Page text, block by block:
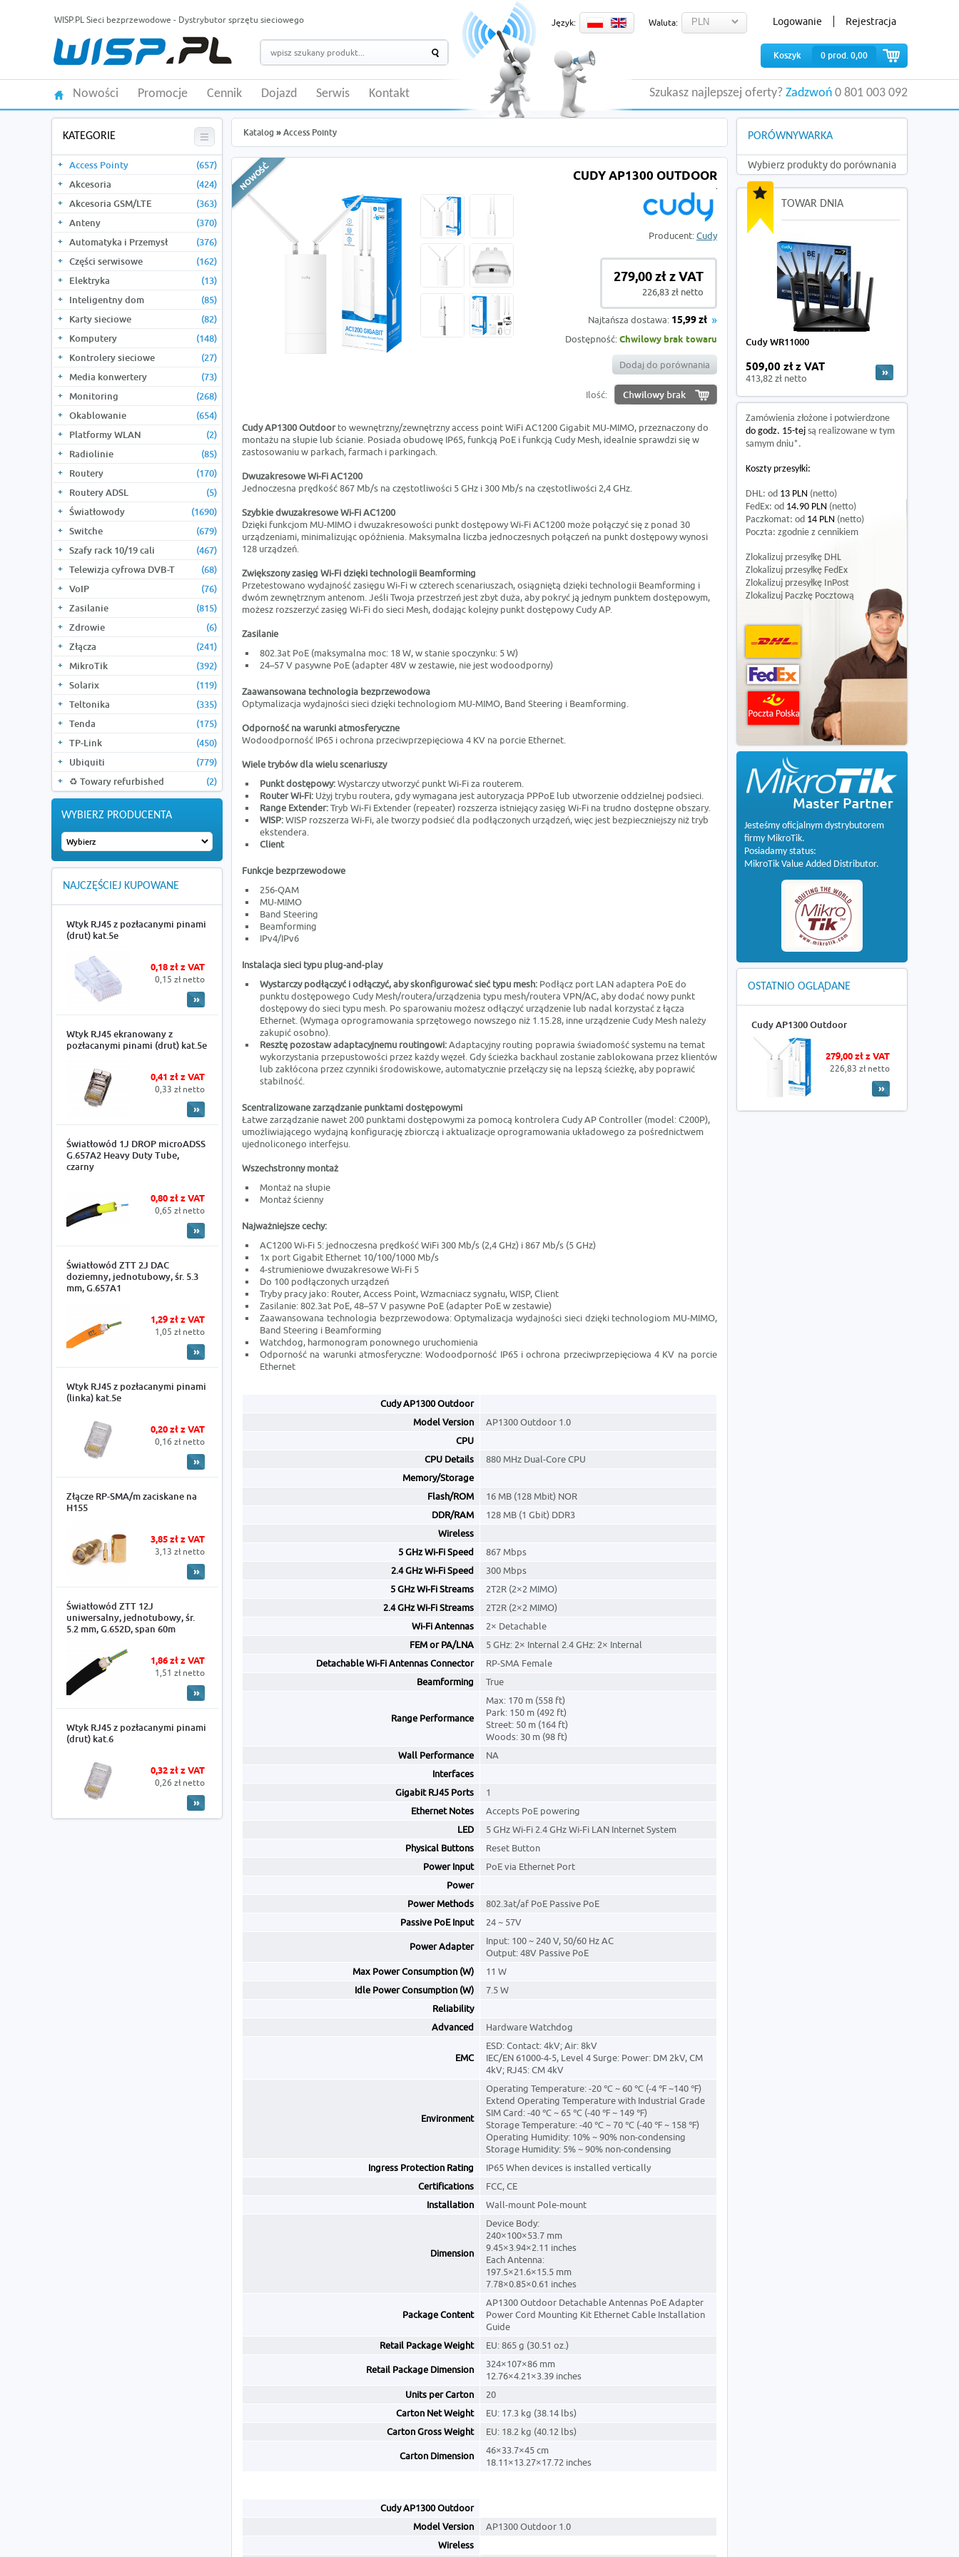
WISP.PL Sieci bezprzewodowe - Dystrybutor sprzętu sieciowego Język: Waluta: Logowanie Rejestracja
Koszyk 0 prod. 0,00
Szukasz najlepszej oferty? Zadzwoń 0 801 003 092
Nowości Promocje Cennik Dojazd Serwis Kontakt
KATEGORIE
Access Pointy
(657)
Akcesoria
(424)
Akcesoria GSM/LTE
(363)
Anteny
(370)
Automatyka i Przemysł
(376)
Części serwisowe
(162)
Elektryka
(13)
Inteligentny dom
(85)
Karty sieciowe
(82)
Komputery
(148)
Kontrolery sieciowe
(27)
Media konwertery
(73)
Monitoring
(268)
Okablowanie
(654)
Platformy WLAN
(2)
Radiolinie
(85)
Routery
(170)
Routery ADSL
(5)
Światłowody
(1690)
Switche
(679)
Szafy rack 10/19 cali
(467)
Telewizja cyfrowa DVB-T
(68)
VoIP
(76)
Zasilanie
(815)
Zdrowie
(6)
Złącza
(241)
MikroTik
(392)
Solarix
(119)
Teltonika
(335)
Tenda
(175)
TP-Link
(450)
Ubiquiti
(779)
♻️ Towary refurbished
(2)
WYBIERZ PRODUCENTA
NAJCZĘŚCIEJ KUPOWANE
Wtyk RJ45 z pozłacanymi pinami
(drut) kat.5e
0,18 zł z VAT
0,15 zł netto
Wtyk RJ45 ekranowany z
pozłacanymi pinami (drut) kat.5e
0,41 zł z VAT
0,33 zł netto
Światłowód 1J DROP microADSS
G.657A2 Heavy Duty Tube,
czarny
0,80 zł z VAT
0,65 zł netto
Światłowód ZTT 2J DAC
doziemny, jednotubowy, śr. 5.3
mm, G.657A1
1,29 zł z VAT
1,05 zł netto
Wtyk RJ45 z pozłacanymi pinami
(linka) kat.5e
0,20 zł z VAT
0,16 zł netto
Złącze RP-SMA/m zaciskane na
H155
3,85 zł z VAT
3,13 zł netto
Światłowód ZTT 12J
uniwersalny, jednotubowy, śr.
5.2 mm, G.652D, span 60m
1,86 zł z VAT
1,51 zł netto
Wtyk RJ45 z pozłacanymi pinami
(drut) kat.6
0,32 zł z VAT
0,26 zł netto
Katalog » Access Pointy
CUDY AP1300 OUTDOOR
Producent:Cudy
279,00 zł z VAT
226,83 zł netto
Najtańsza dostawa: 15,99 zł
Dostępność:Chwilowy brak towaru
Dodaj do porównania
Ilość:
Cudy AP1300 Outdoorto wewnętrzny/zewnętrzny access point WiFi AC1200 Gigabit MU-MIMO, przeznaczony do
montażu na słupie lub ścianie. Posiada obudowę IP65, funkcją PoE i funkcją Cudy Mesh, idealnie sprawdzi się w
zastosowaniu w parkach, farmach i parkingach.
Dwuzakresowe Wi-Fi AC1200
Jednoczesna prędkość 867 Mb/s na częstotliwości 5 GHz i 300 Mb/s na częstotliwości 2,4 GHz.
Szybkie dwuzakresowe Wi-Fi AC1200
Dzięki funkcjom MU-MIMO i dwuzakresowości punkt dostępowy Wi-Fi AC1200 może połączyć się z ponad 30
urządzeniami, minimalizując opóźnienia. Maksymalna liczba jednoczesnych połączeń na punkt dostępowy wynosi
128 urządzeń.
Zwiększony zasięg Wi-Fi dzięki technologii Beamforming
Przetestowano wydajność zasięgu Wi-Fi w czterech scenariuszach, osiągniętą dzięki technologii Beamforming i
dwóm zewnętrznym antenom. Jeśli Twoja przestrzeń jest zbyt duża, aby pokryć ją jednym punktem dostępowym,
możesz rozszerzyć zasięg Wi-Fi do sieci Mesh, dodając kolejny punkt dostępowy Cudy AP.
Zasilanie
802.3at PoE (maksymalna moc: 18 W, w stanie spoczynku: 5 W)
24–57 V pasywne PoE (adapter 48V w zestawie, nie jest wodoodporny)
Zaawansowana technologia bezprzewodowa
Optymalizacja wydajności sieci dzięki technologiom MU-MIMO, Band Steering i Beamforming.
Odporność na warunki atmosferyczne
Wodoodporność IP65 i ochrona przeciwprzepięciowa 4 KV na porcie Ethernet.
Wiele trybów dla wielu scenariuszy
Punkt dostępowy:Wystarczy utworzyć punkt Wi-Fi za routerem.
Router Wi-Fi: Użyj trybu routera, gdy wymagana jest autoryzacja PPPoE lub utworzenie oddzielnej podsieci.
Range Extender:Tryb Wi-Fi Extender (repeater) rozszerza istniejący zasięg Wi-Fi na trudno dostępne obszary.
WISP:WISP rozszerza Wi-Fi, ale tworzy podsieć dla podłączonych urządzeń, więc jest bezpieczniejszy niż tryb
ekstendera.
Client
Funkcje bezprzewodowe
256-QAM
MU-MIMO
Band Steering
Beamforming
IPv4/IPv6
Instalacja sieci typu plug-and-play
Wystarczy podłączyć i odłączyć, aby skonfigurować sieć typu mesh: Podłącz port LAN adaptera PoE do
punktu dostępowego Cudy Mesh/routera/urządzenia typu mesh/routera VPN/AC, aby dodać nowy punkt
dostępowy do sieci typu mesh. Po sparowaniu możesz odłączyć urządzenie lub nadal korzystać z łącza
Ethernet. (Wymaga oprogramowania sprzętowego nowszego niż 1.15.28, inne urządzenie Cudy Mesh należy
zakupić osobno).
Resztę pozostaw adaptacyjnemu routingowi:Adaptacyjny routing poprawia świadomość systemu na temat
wykorzystania przepustowości przez każdy węzeł. Gdy ścieżka backhaul zostanie zablokowana przez klientów
lub zakłócona przez czynniki środowiskowe, automatycznie przełączy się na lepszą ścieżkę, aby poprawić
stabilność.
Scentralizowane zarządzanie punktami dostępowymi
Łatwe zarządzanie nawet 200 punktami dostępowymi za pomocą kontrolera Cudy AP Controller (model: C200P),
umożliwiającego wydajną konfigurację zbiorczą i aktualizacje oprogramowania układowego za pośrednictwem
ujednoliconego interfejsu.
Wszechstronny montaż
Montaż na słupie
Montaż ścienny
Najważniejsze cechy:
AC1200 Wi-Fi 5: jednoczesna prędkość WiFi 300 Mb/s (2,4 GHz) i 867 Mb/s (5 GHz)
1x port Gigabit Ethernet 10/100/1000 Mb/s
4-strumieniowe dwuzakresowe Wi-Fi 5
Do 100 podłączonych urządzeń
Tryby pracy jako: Router, Access Point, Wzmacniacz sygnału, WISP, Client
Zasilanie: 802.3at PoE, 48–57 V pasywne PoE (adapter PoE w zestawie)
Zaawansowana technologia bezprzewodowa: Optymalizacja wydajności sieci dzięki technologiom MU-MIMO,
Band Steering i Beamforming
Watchdog, harmonogram ponownego uruchomienia
Odporność na warunki atmosferyczne: Wodoodporność IP65 i ochrona przeciwprzepięciowa 4 KV na porcie
Ethernet
Cudy AP1300 Outdoor
Model Version
AP1300 Outdoor 1.0
CPU
CPU Details
880 MHz Dual-Core CPU
Memory/Storage
Flash/ROM
16 MB (128 Mbit) NOR
DDR/RAM
128 MB (1 Gbit) DDR3
Wireless
5 GHz Wi-Fi Speed
867 Mbps
2.4 GHz Wi-Fi Speed
300 Mbps
5 GHz Wi-Fi Streams
2T2R (2×2 MIMO)
2.4 GHz Wi-Fi Streams
2T2R (2×2 MIMO)
Wi-Fi Antennas
2× Detachable
FEM or PA/LNA
5 GHz: 2× Internal 2.4 GHz: 2× Internal
Detachable Wi-Fi Antennas Connector
RP-SMA Female
Beamforming
True
Range Performance
Max: 170 m (558 ft)
Park: 150 m (492 ft)
Street: 50 m (164 ft)
Woods: 30 m (98 ft)
Wall Performance
NA
Interfaces
Gigabit RJ45 Ports
1
Ethernet Notes
Accepts PoE powering
LED
5 GHz Wi-Fi 2.4 GHz Wi-Fi LAN Internet System
Physical Buttons
Reset Button
Power Input
PoE via Ethernet Port
Power
Power Methods
802.3at/af PoE Passive PoE
Passive PoE Input
24 ~ 57V
Power Adapter
Input: 100 ~ 240 V, 50/60 Hz AC
Output: 48V Passive PoE
Max Power Consumption (W)
11 W
Idle Power Consumption (W)
7.5 W
Reliability
Advanced
Hardware Watchdog
EMC
ESD: Contact: 4kV; Air: 8kV
IEC/EN 61000-4-5, Level 4 Surge: Power: DM 2kV, CM
4kV; RJ45: CM 4kV
Environment
Operating Temperature: -20 ℃ ~ 60 ℃ (-4 ℉ ~140 ℉)
Extend Operating Temperature with Industrial Grade
SIM Card: -40 ℃ ~ 65 ℃ (-40 ℉ ~ 149 ℉)
Storage Temperature: -40 ℃ ~ 70 ℃ (-40 ℉ ~ 158 ℉)
Operating Humidity: 10% ~ 90% non-condensing
Storage Humidity: 5% ~ 90% non-condensing
Ingress Protection Rating
IP65 When devices is installed vertically
Certifications
FCC, CE
Installation
Wall-mount Pole-mount
Dimension
Device Body:
240×100×53.7 mm
9.45×3.94×2.11 inches
Each Antenna:
197.5×21.6×15.5 mm
7.78×0.85×0.61 inches
Package Content
AP1300 Outdoor Detachable Antennas PoE Adapter
Power Cord Mounting Kit Ethernet Cable Installation
Guide
Retail Package Weight
EU: 865 g (30.51 oz.)
Retail Package Dimension
324×107×86 mm
12.76×4.21×3.39 inches
Units per Carton
20
Carton Net Weight
EU: 17.3 kg (38.14 lbs)
Carton Gross Weight
EU: 18.2 kg (40.12 lbs)
Carton Dimension
46×33.7×45 cm
18.11×13.27×17.72 inches
Cudy AP1300 Outdoor
Model Version
AP1300 Outdoor 1.0
Wireless
PORÓWNYWARKA
Wybierz produkty do porównania
TOWAR DNIA
Cudy WR11000
509,00 zł z VAT
413,82 zł netto
Zamówienia złożone i potwierdzone
do godz. 15-tej są realizowane w tym
samym dniu*.
Koszty przesyłki:
DHL: od 13 PLN (netto)
FedEx: od 14.90 PLN (netto)
Paczkomat: od 14 PLN (netto)
Poczta: zgodnie z cennikiem
Zlokalizuj przesyłkę DHL
Zlokalizuj przesyłkę FedEx
Zlokalizuj przesyłkę InPost
Zlokalizuj Paczkę Pocztową
Jesteśmy oficjalnym dystrybutorem
firmy MikroTik.
Posiadamy status:
MikroTik Value Added Distributor.
OSTATNIO OGLĄDANE
Cudy AP1300 Outdoor
279,00 zł z VAT
226,83 zł netto